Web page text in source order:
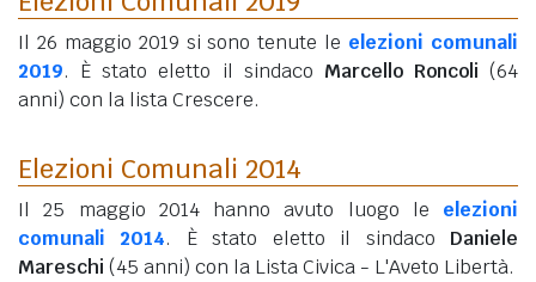
Il 26 maggio 2019 si sono tenute le elezioni comunali
2019. È stato eletto il sindaco Marcello Roncoli (64
anni) con la lista Crescere.
Elezioni Comunali 2014
Il 25 maggio 2014 hanno avuto luogo le elezioni
comunali 2014. È stato eletto il sindaco Daniele
Mareschi (45 anni) con la Lista Civica - L'Aveto Libertà.